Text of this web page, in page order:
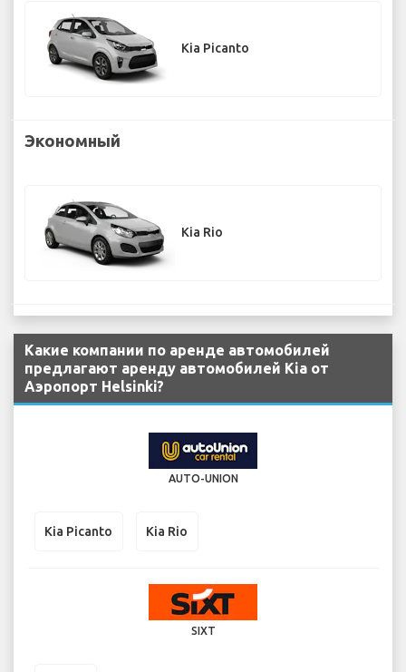
Kia Picanto
Экономный
Kia Rio
Какие компании по аренде автомобилей
предлагают аренду автомобилей Kia от
Аэропорт Helsinki?
AUTO-UNION
Kia Picanto Kia Rio
SIXT